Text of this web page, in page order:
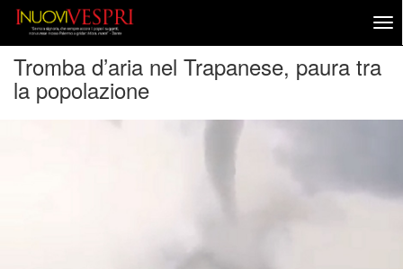
Tromba d’aria nel Trapanese, paura tra
la popolazione